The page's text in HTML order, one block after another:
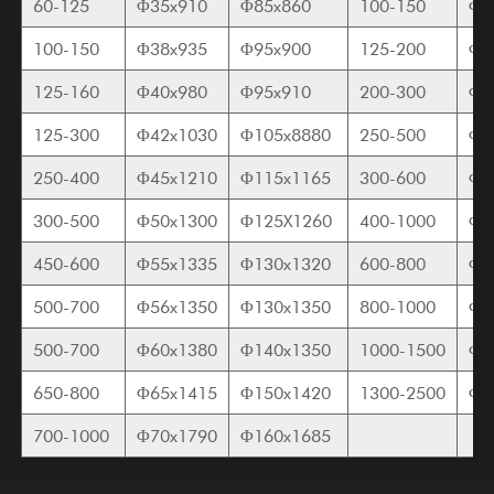
100-150
Φ38x935 Φ95x900 125-200
125-160
Φ40x980 Φ95x910 200-300
125-300
Φ42x1030 Φ105x8880 250-500
250-400
Φ45x1210 Φ115x1165 300-600
300-500
Φ50x1300 Φ125X1260 400-1000
450-600
Φ55x1335 Φ130x1320 600-800
500-700
Φ56x1350 Φ130x1350 800-1000
500-700
Φ60x1380 Φ140x1350 1000-1500
650-800
Φ65x1415 Φ150x1420 1300-2500
700-1000
Φ70x1790 Φ160x1685